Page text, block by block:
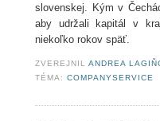
slovenskej. Kým v
aby udržali kapitál v
niekoľko rokov späť.
ZVEREJNILANDREA
TÉMA:COMPANYSERVICE